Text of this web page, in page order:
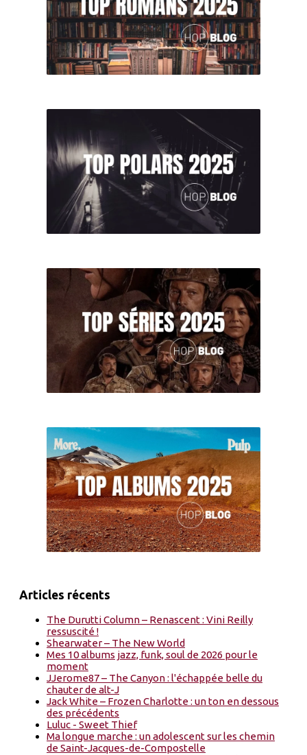
Articles récents
The Durutti Column – Renascent : Vini Reilly
ressuscité !
Shearwater – The New World
Mes 10 albums jazz, funk, soul de 2026 pour le
moment
JJerome87 – The Canyon : l'échappée belle du
chauter de alt-J
Jack White – Frozen Charlotte : un ton en dessous
des précédents
Luluc - Sweet Thief
Ma longue marche : un adolescent sur les chemin
de Saint-Jacques-de-Compostelle